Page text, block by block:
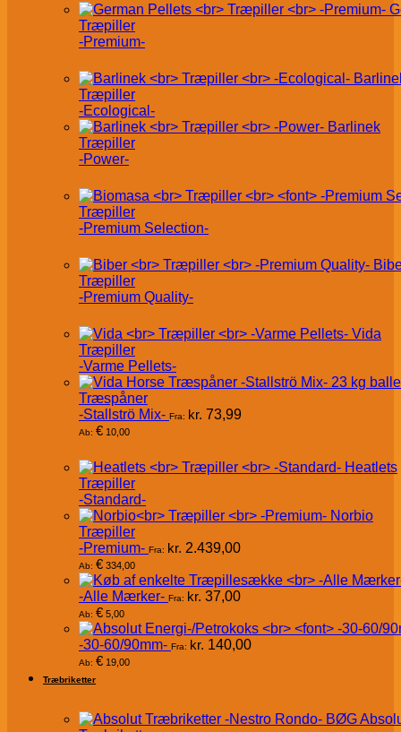
Træpiller
-Premium-
Træpiller
-Ecological-
Barlinek
Træpiller
-Power-
Træpiller
-Premium Selection-
Træpiller
-Premium Quality-
Vida
Træpiller
-Varme Pellets-
Træspåner
-Stallströ Mix- Fra: kr. 73,99
Ab: € 10,00
Heatlets
Træpiller
-Standard-
Norbio
Træpiller
-Premium- Fra: kr. 2.439,00
Ab: € 334,00
-Alle Mærker- Fra: kr. 37,00
Ab: € 5,00
-30-60/90mm- Fra: kr. 140,00
Ab: € 19,00
Træbriketter